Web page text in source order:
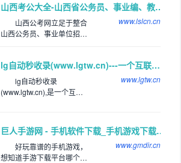
山西考公大全-山西省公务员、事业编、教师、三支一扶、特岗考试公告信息_及时发布平台
山西公考网立足于整合
山西公务员、事业单位招聘
考和公务员招录信息。关注
山西公务员招录、考试信
息，服务公考人群。
www.lslcn.cn
lg自动秒收录(www.lgtw.cn)---一个互联网的集合网址导航。
lg自动秒收录
(www.lgtw.cn),是一个互联
类型包括：综合网址，软件
下载网址，电影网址，新游
网址，体育网址，手机网
址，社交网址，汽车网址，
www.lgtw.cn
巨人手游网 - 手机软件下载_手机游戏下载_好玩的手机游戏
好玩靠谱的手机游戏，
想知道手游下载平台哪个
www.gmdir.cn